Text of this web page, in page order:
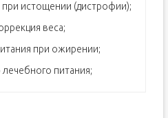
истощении (дистрофии);
веса;
при ожирении;
питания;